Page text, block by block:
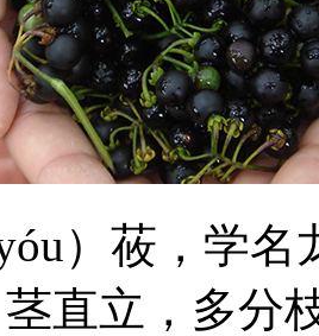
莜，学名
直立，多分